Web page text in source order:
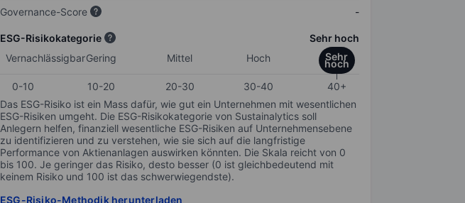
Governance-Score
-
ESG-Risikokategorie
Sehr hoch
VernachlässigbarGering Mittel Hoch Sehr
hoch
0-10
10-20 20-30 30-40
40+
Das ESG-Risiko ist ein Mass dafür, wie gut ein Unternehmen mit wesentlichen
ESG-Risiken umgeht. Die ESG-Risikokategorie von Sustainalytics soll
Anlegern helfen, finanziell wesentliche ESG-Risiken auf Unternehmensebene
zu identifizieren und zu verstehen, wie sie sich auf die langfristige
Performance von Aktienanlagen auswirken könnten. Die Skala reicht von 0
bis 100. Je geringer das Risiko, desto besser (0 ist gleichbedeutend mit
keinem Risiko und 100 ist das schwerwiegendste).
ESG-Risiko-Methodik herunterladen